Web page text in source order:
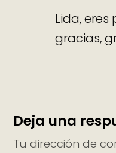
Lida, eres
gracias,
Deja una
Tu dirección de